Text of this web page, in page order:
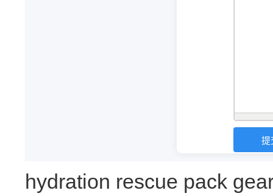
hydration rescue pack